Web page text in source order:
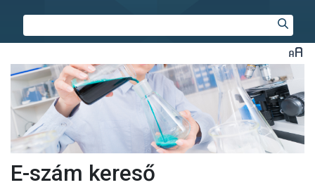
E-szám kereső